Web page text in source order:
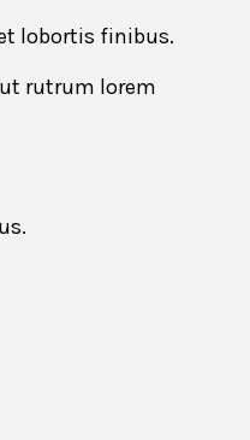
lobortis finibus.
rutrum lorem